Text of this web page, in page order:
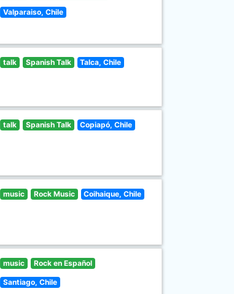
Valparaiso, Chile
talk Spanish Talk Talca, Chile
talk Spanish Talk Copiapó, Chile
music Rock Music Coihaique, Chile
music Rock en Español
Santiago, Chile